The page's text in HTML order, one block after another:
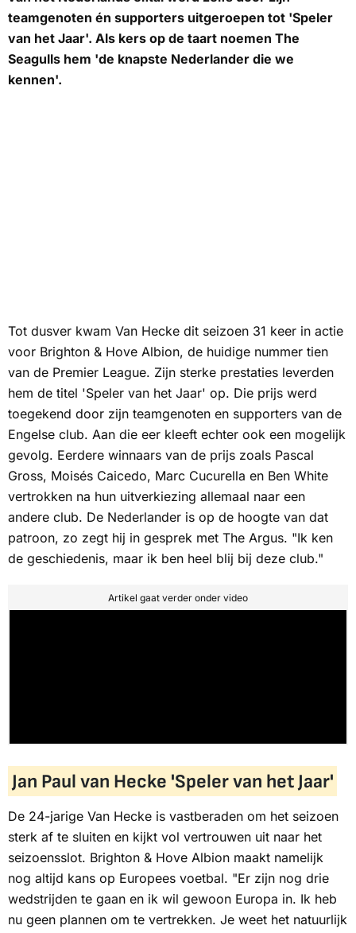
teamgenoten én supporters uitgeroepen tot 'Speler
van het Jaar'. Als kers op de taart noemen The
Seagulls hem 'de knapste Nederlander die we
kennen'.
Tot dusver kwam Van Hecke dit seizoen 31 keer in actie
voor Brighton & Hove Albion, de huidige nummer tien
van de Premier League. Zijn sterke prestaties leverden
hem de titel 'Speler van het Jaar' op. Die prijs werd
toegekend door zijn teamgenoten en supporters van de
Engelse club. Aan die eer kleeft echter ook een mogelijk
gevolg. Eerdere winnaars van de prijs zoals Pascal
Gross, Moisés Caicedo, Marc Cucurella en Ben White
vertrokken na hun uitverkiezing allemaal naar een
andere club. De Nederlander is op de hoogte van dat
patroon, zo zegt hij in gesprek met The Argus. "Ik ken
de geschiedenis, maar ik ben heel blij bij deze club."
Artikel gaat verder onder video
Jan Paul van Hecke 'Speler van het Jaar'
De 24-jarige Van Hecke is vastberaden om het seizoen
sterk af te sluiten en kijkt vol vertrouwen uit naar het
seizoensslot. Brighton & Hove Albion maakt namelijk
nog altijd kans op Europees voetbal. "Er zijn nog drie
wedstrijden te gaan en ik wil gewoon Europa in. Ik heb
nu geen plannen om te vertrekken. Je weet het natuurlijk